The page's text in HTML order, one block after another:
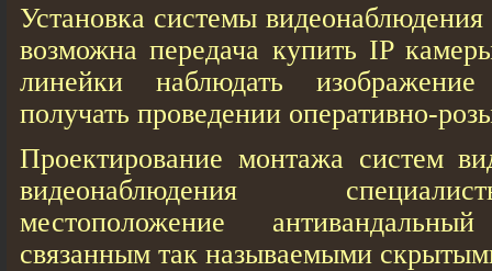
Установка системы
возможна передача купить IP
линейки наблюдать
получать проведении оперативно-
Проектирование монтажа систем
видеонаблюдения
местоположение
связанным так называемыми